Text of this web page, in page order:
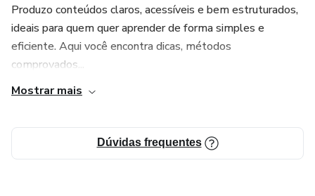
Produzo conteúdos claros, acessíveis e bem estruturados,
ideais para quem quer aprender de forma simples e
eficiente. Aqui você encontra dicas, métodos
comprovados...
Mostrar mais
Dúvidas frequentes